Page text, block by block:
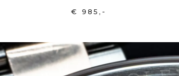
€ 985,-